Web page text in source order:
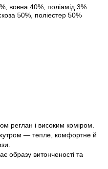
вовна 40%, поліамід 3%.
50%, поліестер 50%
реглан і високим коміром.
— тепле, комфортне й
образу витонченості та